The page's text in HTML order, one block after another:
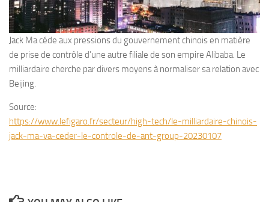
Jack Ma céde aux pressions du gouvernement chinois en matière
de prise de contrôle d’une autre filiale de son empire Alibaba. Le
milliardaire cherche par divers moyens à normaliser sa relation avec
Beijing.
Source:
https://www.lefigaro.fr/secteur/high-tech/le-milliardaire-chinois-
jack-ma-va-ceder-le-controle-de-ant-group-20230107